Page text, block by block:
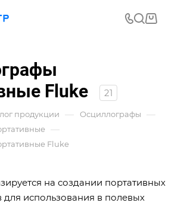
Fluke
21
продукции — Осциллографы —
—
Fluke
на создании портативных
использования в полевых